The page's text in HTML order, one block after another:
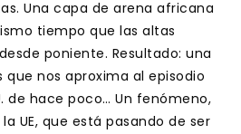
Una capa de arena africana
tiempo que las altas
poniente. Resultado: una
nos aproxima al episodio
de hace poco… Un fenómeno,
UE, que está pasando de ser